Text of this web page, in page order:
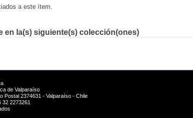
a este ítem.
en la(s) siguiente(s) colección(ones)
de Valparaíso
Postal 2374631 - Valparaíso - Chile
32 2273261